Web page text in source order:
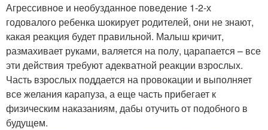
Агрессивное и необузданное поведение 1-2-х
годовалого ребенка шокирует родителей, они не знают,
какая реакция будет правильной. Малыш кричит,
размахивает руками, валяется на полу, царапается – все
эти действия требуют адекватной реакции взрослых.
Часть взрослых поддается на провокации и выполняет
все желания карапуза, а еще часть прибегает к
физическим наказаниям, дабы отучить от подобного в
будущем.